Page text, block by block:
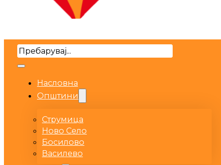
Search
Насловна
Општини
Струмица
Ново Село
Босилово
Василево